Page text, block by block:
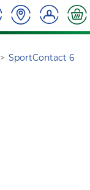
SportContact 6